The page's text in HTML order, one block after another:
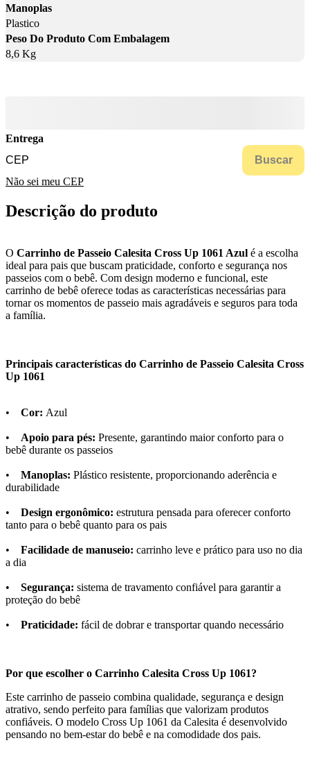
Manoplas
Plastico
Peso Do Produto Com Embalagem
8,6 Kg
Entrega
Buscar
Não sei meu CEP
Descrição do produto
O Carrinho de Passeio Calesita Cross Up 1061 Azul é a escolha
ideal para pais que buscam praticidade, conforto e segurança nos
passeios com o bebê. Com design moderno e funcional, este
carrinho de bebê oferece todas as características necessárias para
tornar os momentos de passeio mais agradáveis e seguros para toda
a família.
Principais características do Carrinho de Passeio Calesita Cross
Up 1061
• Cor: Azul
• Apoio para pés: Presente, garantindo maior conforto para o
bebê durante os passeios
• Manoplas: Plástico resistente, proporcionando aderência e
durabilidade
• Design ergonômico: estrutura pensada para oferecer conforto
tanto para o bebê quanto para os pais
• Facilidade de manuseio: carrinho leve e prático para uso no dia
a dia
• Segurança: sistema de travamento confiável para garantir a
proteção do bebê
• Praticidade: fácil de dobrar e transportar quando necessário
Por que escolher o Carrinho Calesita Cross Up 1061?
Este carrinho de passeio combina qualidade, segurança e design
atrativo, sendo perfeito para famílias que valorizam produtos
confiáveis. O modelo Cross Up 1061 da Calesita é desenvolvido
pensando no bem-estar do bebê e na comodidade dos pais.